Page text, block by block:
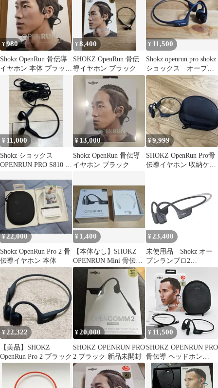
¥980
Shokz OpenRun 骨伝導
イヤホン 本体 ブラック
の入れ物
¥8,400
SHOKZ OpenRun 骨伝
導イヤホン ブラック
¥ 11,500
Shokz openrun pro shokz
ショックス オープン
ランプロ
¥ 11,000
Shokz ショックス
OPENRUN PRO S810 骨
¥ 13,000
Shokz OpenRun 骨伝導
イヤホン ブラック
¥9,999
SHOKZ OpenRun Pro骨
伝導イヤホン 収納ケー
¥22,000
Shokz OpenRun Pro 2 骨
伝導イヤホン 本体
¥ 1,400
【本体なし】SHOKZ
OPENRUN Mini 骨伝導
イヤホン
¥ 23,400
未使用品 Shokz オー
プンランプロ2
openrunpro2
¥22,322
【美品】SHOKZ
OpenRun Pro 2 ブラック
¥20,000
SHOKZ OPENRUN PRO
2 ブラック 新品未開封
¥ 11,500
SHOKZ OPENRUN PRO
骨伝導 ヘッドホン
Bluetooth 5.1 ハイエン
ドモデル ブラック 10時
間連続再生 オープンラ